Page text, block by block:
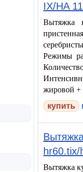
IX/HA
Вытяжка
Режимы
жировой +
купить
hr60.tix/
Вытяжка